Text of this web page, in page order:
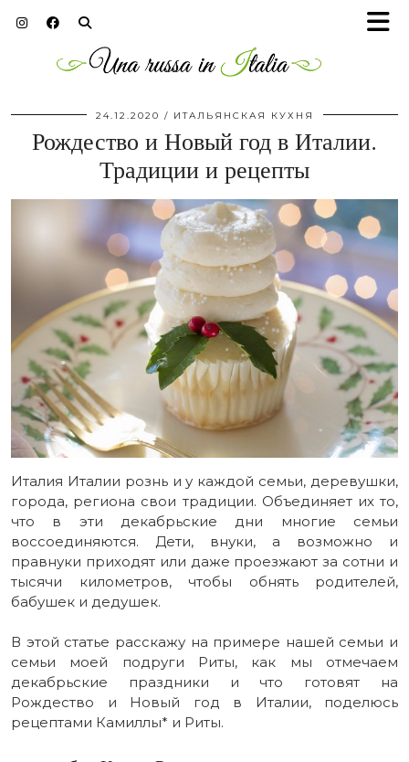
24.12.2020 ИТАЛЬЯНСКАЯ КУХНЯ
Рождество и Новый год в Италии.
Традиции и рецепты
Италия Италии рознь и у каждой семьи, деревушки,
города, региона свои традиции. Объединяет их то,
что в эти декабрьские дни многие семьи
воссоединяются. Дети, внуки, а возможно и
правнуки приходят или даже проезжают за сотни и
тысячи километров, чтобы обнять родителей,
бабушек и дедушек.
В этой статье расскажу на примере нашей семьи и
семьи моей подруги Риты, как мы отмечаем
декабрьские праздники и что готовят на
Рождество и Новый год в Италии, поделюсь
рецептами Камиллы* и Риты.